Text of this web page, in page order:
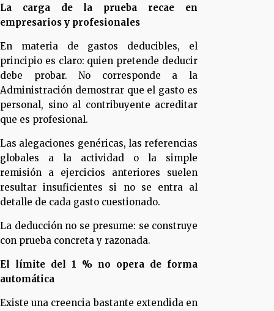
La carga de la prueba recae en
empresarios y profesionales
En materia de gastos deducibles, el
principio es claro: quien pretende deducir
debe probar. No corresponde a la
Administración demostrar que el gasto es
personal, sino al contribuyente acreditar
que es profesional.
Las alegaciones genéricas, las referencias
globales a la actividad o la simple
remisión a ejercicios anteriores suelen
resultar insuficientes si no se entra al
detalle de cada gasto cuestionado.
La deducción no se presume: se construye
con prueba concreta y razonada.
El límite del 1 % no opera de forma
automática
Existe una creencia bastante extendida en